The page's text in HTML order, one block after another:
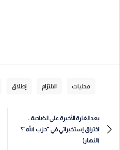
محليات الالتزام إطلاق
بعد الغارة الأخيرة على الضاحية..
اختراق إستخبراتي في "حزب الله"؟
(النهار)